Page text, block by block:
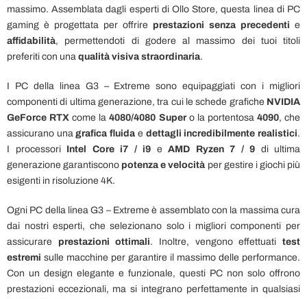
massimo. Assemblata dagli esperti di Ollo Store, questa linea di PC
gaming è progettata per offrire prestazioni senza precedenti e
affidabilità, permettendoti di godere al massimo dei tuoi titoli
preferiti con una qualità visiva straordinaria.
I PC della linea G3 – Extreme sono equipaggiati con i migliori
componenti di ultima generazione, tra cui le schede grafiche NVIDIA
GeForce RTX come la4080/4080 Supero la portentosa 4090, che
assicurano unagrafica fluida e dettagli incredibilmente realistici.
I processori Intel Core i7 / i9 e AMD Ryzen 7 / 9 di ultima
generazione garantiscono potenza e velocità per gestire i giochi più
esigenti in risoluzione 4K.
Ogni PC della linea G3 – Extreme è assemblato con la massima cura
dai nostri esperti, che selezionano solo i migliori componenti per
assicurare prestazioni ottimali. Inoltre, vengono effettuatitest
estremi sulle macchine per garantire il massimo delle performance.
Con un design elegante e funzionale, questi PC non solo offrono
prestazioni eccezionali, ma si integrano perfettamente in qualsiasi